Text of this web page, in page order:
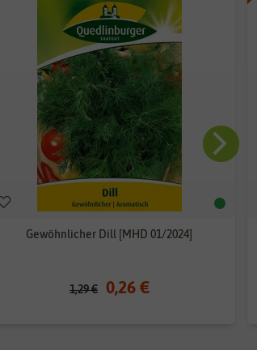
Gewöhnlicher Dill [MHD 01/2024]
1,29 € 0,26 €